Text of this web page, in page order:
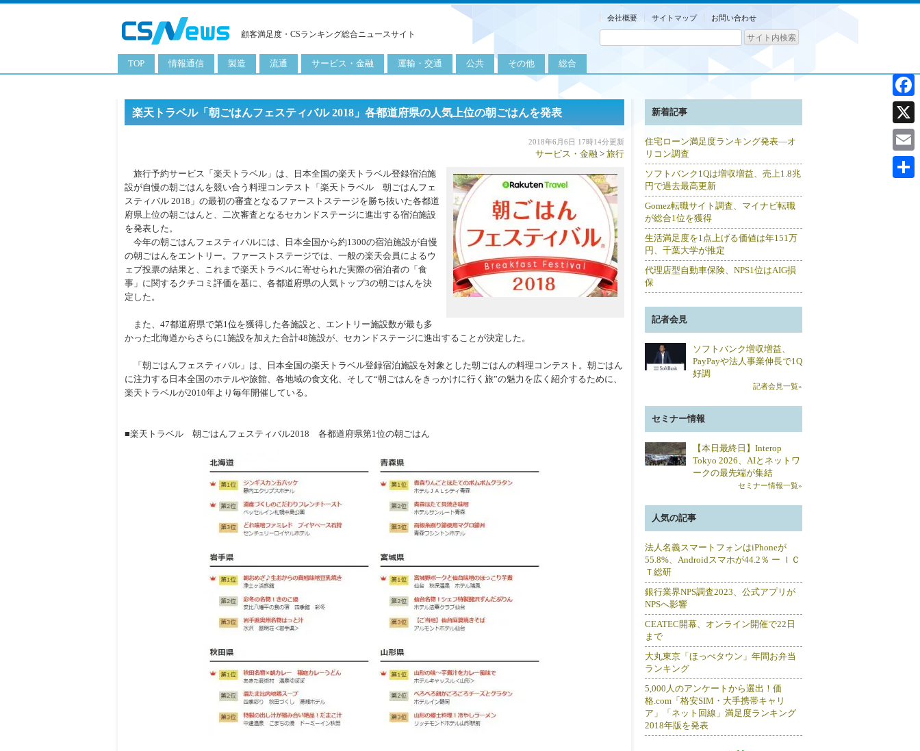
顧客満足度・CSランキング総合ニュースサイト
会社概要 サイトマップ お問い合わせ
TOP 情報通信
タブレット
PC
ITソリューション
ネットワーク製品
アプリ
ITサービス
製造
化粧品
流通
卸
量販店
通販
サービス・金融
保険
不動産
金融
運輸・交通
自動車
航空
船舶
公共
公益サービス
その他
漁業
健康・美容
労働・仕事
総合
楽天トラベル「朝ごはんフェスティバル 2018」各都道府県の人気上位の朝ごはんを発表
2018年6月6日 17時14分更新
サービス・金融 > 旅行
旅行予約サービス「楽天トラベル」は、日本全国の楽天トラベル登録宿泊施
設が自慢の朝ごはんを競い合う料理コンテスト「楽天トラベル 朝ごはんフェ
スティバル 2018」の最初の審査となるファーストステージを勝ち抜いた各都道
府県上位の朝ごはんと、二次審査となるセカンドステージに進出する宿泊施設
を発表した。
今年の朝ごはんフェスティバルには、日本全国から約1300の宿泊施設が自慢
の朝ごはんをエントリー。ファーストステージでは、一般の楽天会員によるウ
ェブ投票の結果と、これまで楽天トラベルに寄せられた実際の宿泊者の「食
事」に関するクチコミ評価を基に、各都道府県の人気トップ3の朝ごはんを決
定した。
また、47都道府県で第1位を獲得した各施設と、エントリー施設数が最も多
かった北海道からさらに1施設を加えた合計48施設が、セカンドステージに進出することが決定した。
「朝ごはんフェスティバル」は、日本全国の楽天トラベル登録宿泊施設を対象とした朝ごはんの料理コンテスト。朝ごはん
に注力する日本全国のホテルや旅館、各地域の食文化、そして“朝ごはんをきっかけに行く旅”の魅力を広く紹介するために、
楽天トラベルが2010年より毎年開催している。
■楽天トラベル 朝ごはんフェスティバル2018 各都道府県第1位の朝ごはん
新着記事
住宅ローン満足度ランキング発表―オ
リコン調査
ソフトバンク1Qは増収増益、売上1.8兆
円で過去最高更新
Gomez転職サイト調査、マイナビ転職
が総合1位を獲得
生活満足度を1点上げる価値は年151万
円、千葉大学が推定
代理店型自動車保険、NPS1位はAIG損
保
記者会見
ソフトバンク増収増益、
PayPayや法人事業伸長で1Q
好調
記者会見一覧»
セミナー情報
【本日最終日】Interop
Tokyo 2026、AIとネットワ
ークの最先端が集結
セミナー情報一覧»
人気の記事
法人名義スマートフォンはiPhoneが
55.8%、Androidスマホが44.2％ ー ＩＣ
Ｔ総研
銀行業界NPS調査2023、公式アプリが
NPSへ影響
CEATEC開幕、オンライン開催で22日
まで
大丸東京「ほっぺタウン」年間お弁当
ランキング
5,000人のアンケートから選出！価
格.com「格安SIM・大手携帯キャリ
ア」「ネット回線」満足度ランキング
2018年版を発表
X
Email